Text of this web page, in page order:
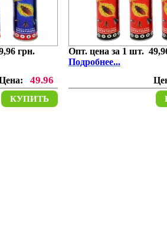
грн.
49.96
КУПИТЬ
Опт. цена за 1 шт.
Подробнее...